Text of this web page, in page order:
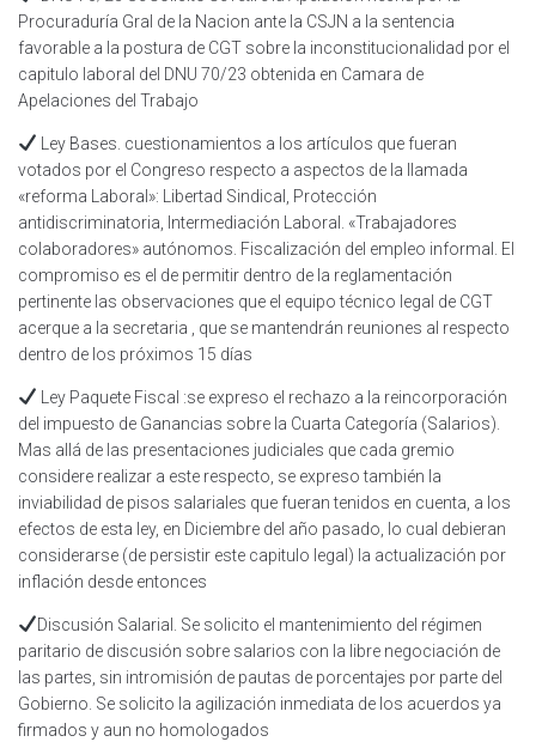
Procuraduría Gral de la Nacion ante la CSJN a la sentencia
favorable a la postura de CGT sobre la inconstitucionalidad por el
capitulo laboral del DNU 70/23 obtenida en Camara de
Apelaciones del Trabajo
Ley Bases. cuestionamientos a los artículos que fueran
votados por el Congreso respecto a aspectos de la llamada
«reforma Laboral»: Libertad Sindical, Protección
antidiscriminatoria, Intermediación Laboral. «Trabajadores
colaboradores» autónomos. Fiscalización del empleo informal. El
compromiso es el de permitir dentro de la reglamentación
pertinente las observaciones que el equipo técnico legal de CGT
acerque a la secretaria , que se mantendrán reuniones al respecto
dentro de los próximos 15 días
Ley Paquete Fiscal :se expreso el rechazo a la reincorporación
del impuesto de Ganancias sobre la Cuarta Categoría (Salarios).
Mas allá de las presentaciones judiciales que cada gremio
considere realizar a este respecto, se expreso también la
inviabilidad de pisos salariales que fueran tenidos en cuenta, a los
efectos de esta ley, en Diciembre del año pasado, lo cual debieran
considerarse (de persistir este capitulo legal) la actualización por
inflación desde entonces
Discusión Salarial. Se solicito el mantenimiento del régimen
paritario de discusión sobre salarios con la libre negociación de
las partes, sin intromisión de pautas de porcentajes por parte del
Gobierno. Se solicito la agilización inmediata de los acuerdos ya
firmados y aun no homologados